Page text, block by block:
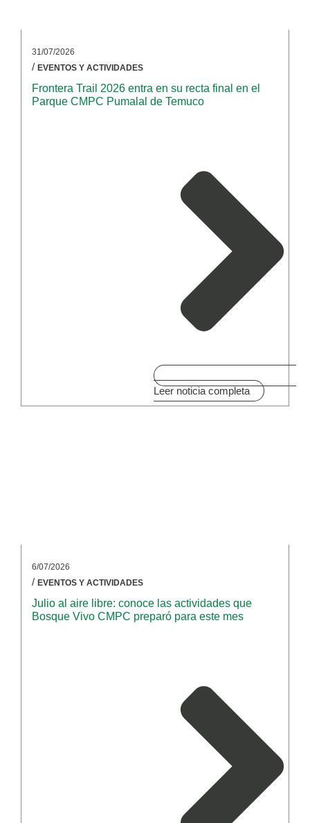
31/07/2026
/ EVENTOS Y ACTIVIDADES
Frontera Trail 2026 entra en su recta final en el
Parque CMPC Pumalal de Temuco
Leer noticia completa
6/07/2026
/ EVENTOS Y ACTIVIDADES
Julio al aire libre: conoce las actividades que
Bosque Vivo CMPC preparó para este mes